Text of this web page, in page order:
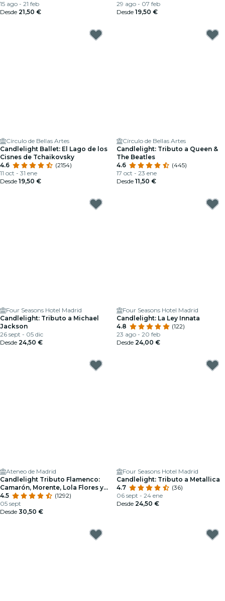
15 ago - 21 feb
Desde 21,50 €
29 ago - 07 feb
Desde 19,50 €
Círculo de Bellas Artes
Candlelight Ballet: El Lago de los
Cisnes de Tchaikovsky
4.6
(2154)
11 oct - 31 ene
Desde 19,50 €
Círculo de Bellas Artes
Candlelight: Tributo a Queen &
The Beatles
4.6
(445)
17 oct - 23 ene
Desde 11,50 €
Four Seasons Hotel Madrid
Candlelight: Tributo a Michael
Jackson
26 sept - 05 dic
Desde 24,50 €
Four Seasons Hotel Madrid
Candlelight: La Ley Innata
4.8
(122)
23 ago - 20 feb
Desde 24,00 €
Ateneo de Madrid
Candlelight Tributo Flamenco:
Camarón, Morente, Lola Flores y
muchos más
4.5
(1292)
05 sept
Desde 30,50 €
Four Seasons Hotel Madrid
Candlelight: Tributo a Metallica
4.7
(36)
06 sept - 24 ene
Desde 24,50 €